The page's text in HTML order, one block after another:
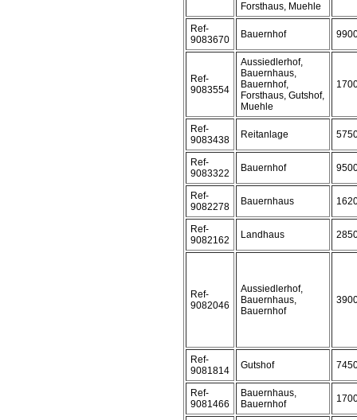
Forsthaus, Muehle
Ref-
9083670
Bauernhof
Ref-
9083554
Aussiedlerhof,
Bauernhaus,
Bauernhof,
Forsthaus, Gutshof,
Muehle
Ref-
9083438
Reitanlage
Ref-
9083322
Bauernhof
Ref-
9082278
Bauernhaus
Ref-
9082162
Landhaus
Ref-
9082046
Aussiedlerhof,
Bauernhaus,
Bauernhof
Ref-
9081814
Gutshof
Ref-
9081466
Bauernhaus,
Bauernhof